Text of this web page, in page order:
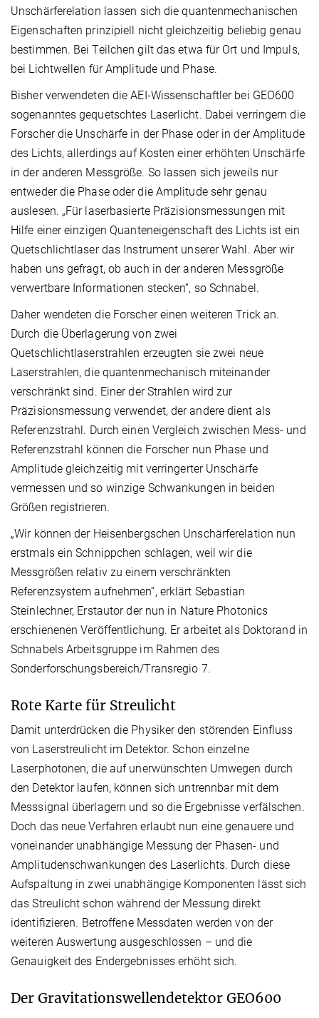
Unschärferelation lassen sich die quantenmechanischen
Eigenschaften prinzipiell nicht gleichzeitig beliebig genau
bestimmen. Bei Teilchen gilt das etwa für Ort und Impuls,
bei Lichtwellen für Amplitude und Phase.
Bisher verwendeten die AEI-Wissenschaftler bei GEO600
sogenanntes gequetschtes Laserlicht. Dabei verringern die
Forscher die Unschärfe in der Phase oder in der Amplitude
des Lichts, allerdings auf Kosten einer erhöhten Unschärfe
in der anderen Messgröße. So lassen sich jeweils nur
entweder die Phase oder die Amplitude sehr genau
auslesen. „Für laserbasierte Präzisionsmessungen mit
Hilfe einer einzigen Quanteneigenschaft des Lichts ist ein
Quetschlichtlaser das Instrument unserer Wahl. Aber wir
haben uns gefragt, ob auch in der anderen Messgröße
verwertbare Informationen stecken“, so Schnabel.
Daher wendeten die Forscher einen weiteren Trick an.
Durch die Überlagerung von zwei
Quetschlichtlaserstrahlen erzeugten sie zwei neue
Laserstrahlen, die quantenmechanisch miteinander
verschränkt sind. Einer der Strahlen wird zur
Präzisionsmessung verwendet, der andere dient als
Referenzstrahl. Durch einen Vergleich zwischen Mess- und
Referenzstrahl können die Forscher nun Phase und
Amplitude gleichzeitig mit verringerter Unschärfe
vermessen und so winzige Schwankungen in beiden
Größen registrieren.
„Wir können der Heisenbergschen Unschärferelation nun
erstmals ein Schnippchen schlagen, weil wir die
Messgrößen relativ zu einem verschränkten
Referenzsystem aufnehmen“, erklärt Sebastian
Steinlechner, Erstautor der nun in Nature Photonics
erschienenen Veröffentlichung. Er arbeitet als Doktorand in
Schnabels Arbeitsgruppe im Rahmen des
Sonderforschungsbereich/Transregio 7.
Rote Karte für Streulicht
Damit unterdrücken die Physiker den störenden Einfluss
von Laserstreulicht im Detektor. Schon einzelne
Laserphotonen, die auf unerwünschten Umwegen durch
den Detektor laufen, können sich untrennbar mit dem
Messsignal überlagern und so die Ergebnisse verfälschen.
Doch das neue Verfahren erlaubt nun eine genauere und
voneinander unabhängige Messung der Phasen- und
Amplitudenschwankungen des Laserlichts. Durch diese
Aufspaltung in zwei unabhängige Komponenten lässt sich
das Streulicht schon während der Messung direkt
identifizieren. Betroffene Messdaten werden von der
weiteren Auswertung ausgeschlossen – und die
Genauigkeit des Endergebnisses erhöht sich.
Der Gravitationswellendetektor GEO600